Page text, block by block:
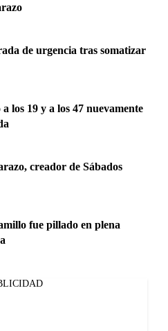
de urgencia tras somatizar
los 19 y a los 47 nuevamente
creador de Sábados
fue pillado en plena